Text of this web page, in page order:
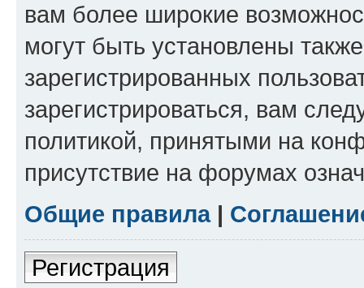
вам более широкие
могут быть установлены
зарегистрированных
зарегистрироваться, вам
политикой, принятыми на
присутствие на форумах
Общие правила|
Регистрация